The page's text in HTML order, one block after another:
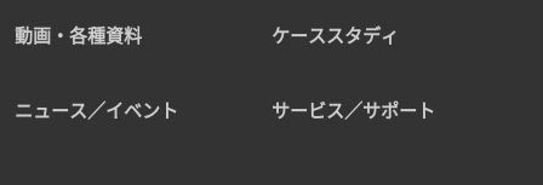
動画・各種資料 ケーススタディ
ニュース／イベント サービス／サポート